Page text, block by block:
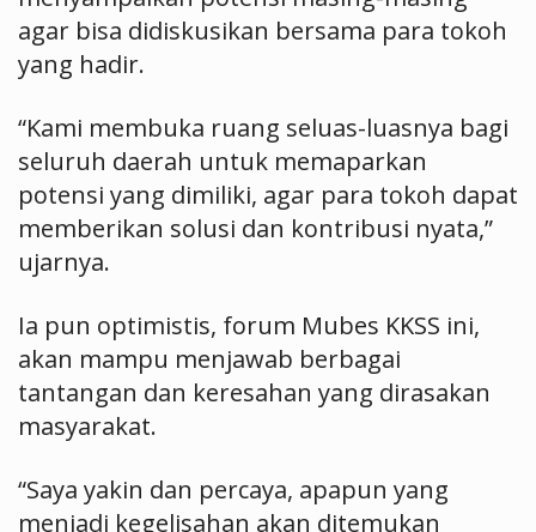
agar bisa didiskusikan bersama para tokoh
yang hadir.
“Kami membuka ruang seluas-luasnya bagi
seluruh daerah untuk memaparkan
potensi yang dimiliki, agar para tokoh dapat
memberikan solusi dan kontribusi nyata,”
ujarnya.
Ia pun optimistis, forum Mubes KKSS ini,
akan mampu menjawab berbagai
tantangan dan keresahan yang dirasakan
masyarakat.
“Saya yakin dan percaya, apapun yang
menjadi kegelisahan akan ditemukan